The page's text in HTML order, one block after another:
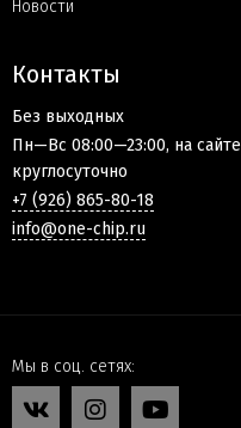
Новости
Контакты
Без выходных
Пн—Вс 08:00—23:00, на сайте
круглосуточно
+7 (926) 865-80-18
info@one-chip.ru
Мы в соц. сетях